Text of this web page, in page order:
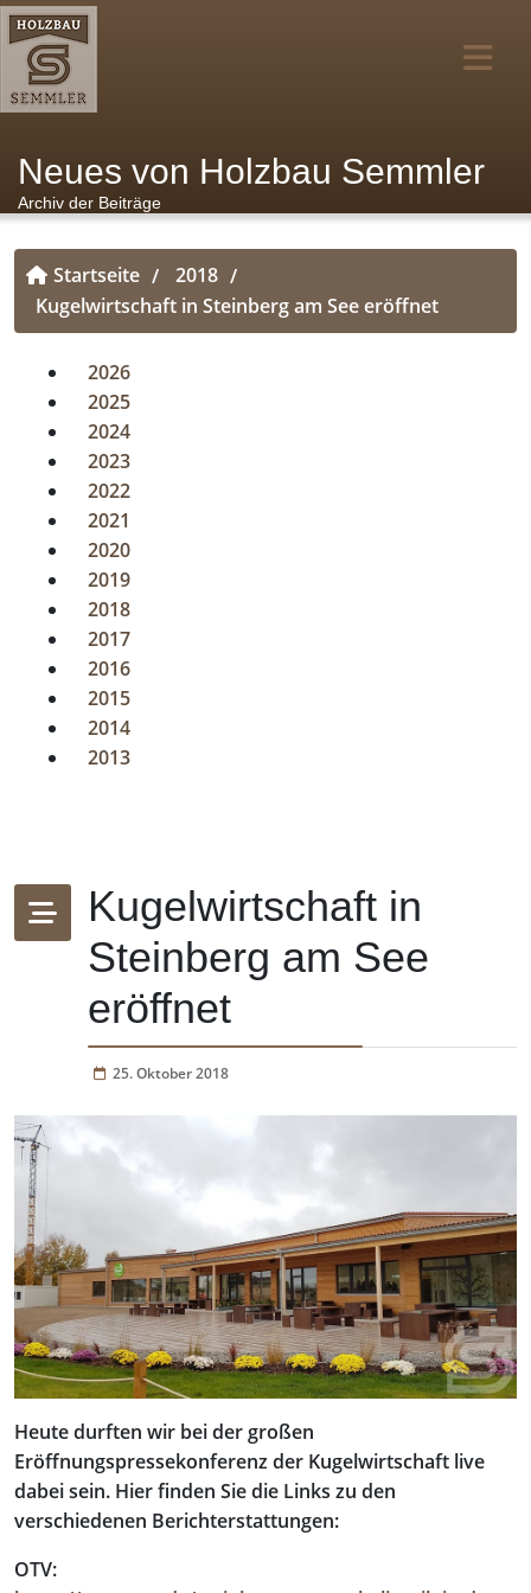
Neues von Holzbau Semmler
Archiv der Beiträge
Startseite / 2018 /
Kugelwirtschaft in Steinberg am See eröffnet
2026
2025
2024
2023
2022
2021
2020
2019
2018
2017
2016
2015
2014
2013
Kugelwirtschaft in
Steinberg am See
eröffnet
25. Oktober 2018
Heute durften wir bei der großen
Eröffnungspressekonferenz der Kugelwirtschaft live
dabei sein. Hier finden Sie die Links zu den
verschiedenen Berichterstattungen:
OTV: